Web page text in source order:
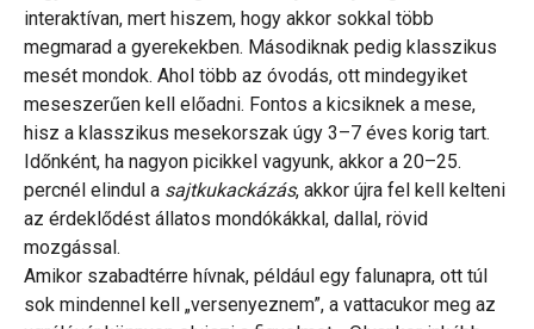
interaktívan, mert hiszem, hogy akkor sokkal több
megmarad a gyerekekben. Másodiknak pedig klasszikus
mesét mondok. Ahol több az óvodás, ott mindegyiket
meseszerűen kell előadni. Fontos a kicsiknek a mese,
hisz a klasszikus mesekorszak úgy 3–7 éves korig tart.
Időnként, ha nagyon picikkel vagyunk, akkor a 20–25.
percnél elindul a sajtkukackázás, akkor újra fel kell kelteni
az érdeklődést állatos mondókákkal, dallal, rövid
mozgással.
Amikor szabadtérre hívnak, például egy falunapra, ott túl
sok mindennel kell „versenyeznem”, a vattacukor meg az